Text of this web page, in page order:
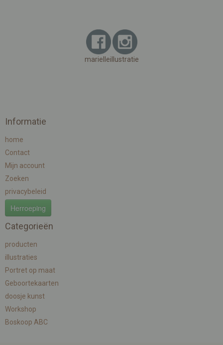
marielleillustratie
Informatie
home
Contact
Mijn account
Zoeken
privacybeleid
Herroeping
Categorieën
producten
illustraties
Portret op maat
Geboortekaarten
doosje kunst
Workshop
Boskoop ABC